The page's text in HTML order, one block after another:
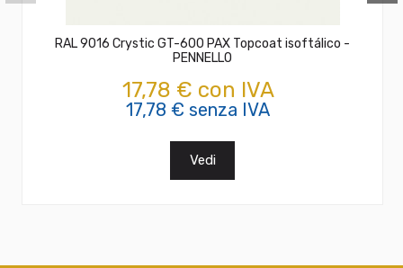
RAL 9016 Crystic GT-600 PAX Topcoat isoftálico -
PENNELLO
17,78 € con IVA
17,78 € senza IVA
Vedi